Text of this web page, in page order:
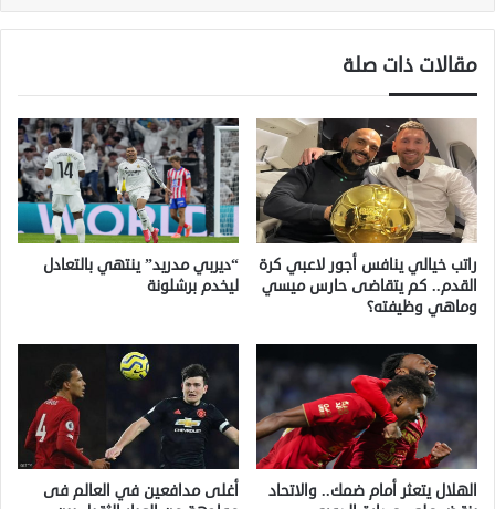
مقالات ذات صلة
راتب خيالي ينافس أجور لاعبي كرة
القدم.. كم يتقاضى حارس ميسي
وماهي وظيفته؟
“ديربي مدريد” ينتهي بالتعادل
ليخدم برشلونة
الهلال يتعثر أمام ضمك.. والاتحاد
أغلى مدافعين في العالم فى